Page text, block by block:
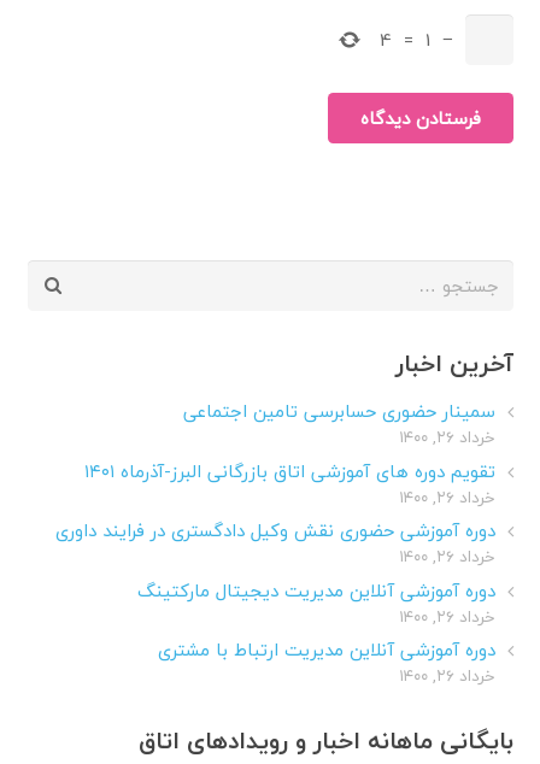
−
1
=
4
فرستادن دیدگاه
جستجو
آخرین اخبار
سمینار حضوری حسابرسی تامین اجتماعی
خرداد ۲۶, ۱۴۰۰
تقویم دوره های آموزشی اتاق بازرگانی البرز-آذرماه ۱۴۰۱
خرداد ۲۶, ۱۴۰۰
دوره آموزشی حضوری نقش وکیل دادگستری در فرایند داوری
خرداد ۲۶, ۱۴۰۰
دوره آموزشی آنلاین مدیریت دیجیتال مارکتینگ
خرداد ۲۶, ۱۴۰۰
دوره آموزشی آنلاین مدیریت ارتباط با مشتری
خرداد ۲۶, ۱۴۰۰
بایگانی ماهانه اخبار و رویدادهای اتاق